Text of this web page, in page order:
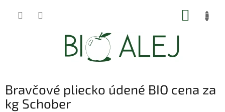
Bravčové pliecko údené BIO cena za
kg Schober